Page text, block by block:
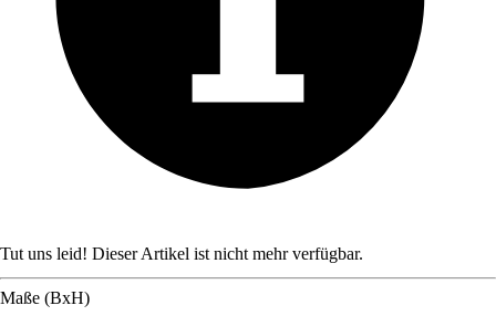
Tut uns leid! Dieser Artikel ist nicht mehr verfügbar.
Maße (BxH)